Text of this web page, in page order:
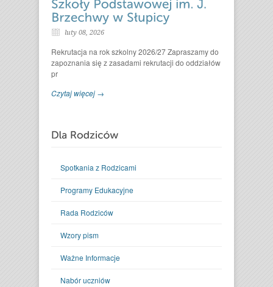
luty 08, 2026
Rekrutacja na rok szkolny 2026/27 Zapraszamy do
zapoznania się z zasadami rekrutacji do oddziałów
pr
Czytaj więcej →
Spotkania z Rodzicami
Programy Edukacyjne
Rada Rodziców
Wzory pism
Ważne Informacje
Nabór uczniów